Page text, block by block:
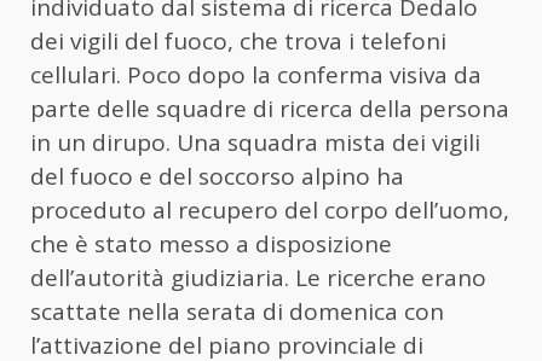
individuato dal sistema di ricerca Dedalo
dei vigili del fuoco, che trova i telefoni
cellulari. Poco dopo la conferma visiva da
parte delle squadre di ricerca della persona
in un dirupo. Una squadra mista dei vigili
del fuoco e del soccorso alpino ha
proceduto al recupero del corpo dell’uomo,
che è stato messo a disposizione
dell’autorità giudiziaria. Le ricerche erano
scattate nella serata di domenica con
l’attivazione del piano provinciale di